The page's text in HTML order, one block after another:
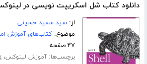
دانلود کتاب شل اسکریپت نویسی در
از:سید سعید حسینی
موضوع:کتاب‌های آموزش
۴۷ صفحه
برچسب‌ها:آموزش لینوکس،